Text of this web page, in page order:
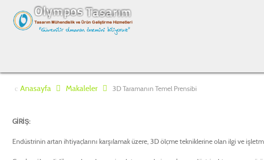
Anasayfa Makaleler 3D Taramanın Temel Prensibi
GİRİŞ:
Endüstrinin artan ihtiyaçlarını karşılamak üzere, 3D ölçme tekniklerine olan ilgi ve